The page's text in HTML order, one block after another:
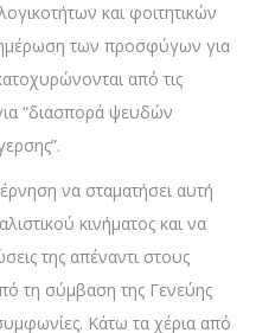
και φοιτητικών
των προσφύγων για
από τις
“διασπορά ψευδών
να σταματήσει αυτή
κινήματος και να
της απέναντι στους
τη σύμβαση της Γενεύης
Κάτω τα χέρια από